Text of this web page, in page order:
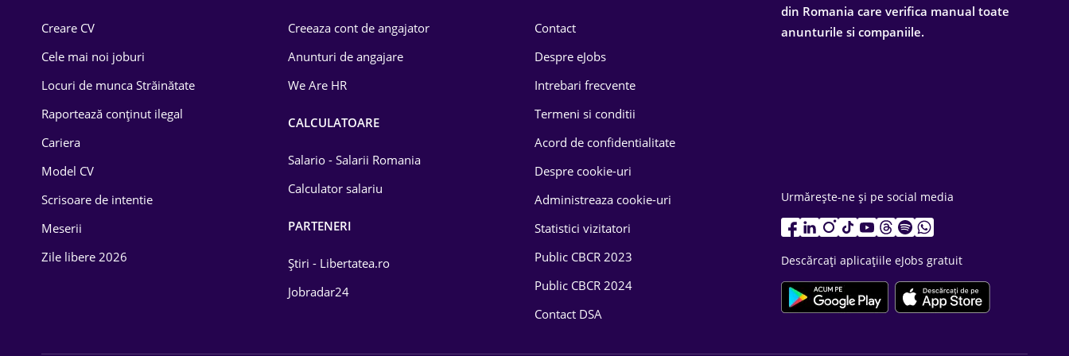
Drept
Educație / Training
Energetică
Farma
Creare CV
Cele mai noi joburi
Locuri de munca Străinătate
Raportează conținut ilegal
Cariera
Model CV
Scrisoare de intentie
Meserii
Zile libere 2026
Creeaza cont de angajator
Anunturi de angajare
We Are HR
CALCULATOARE
Salario - Salarii Romania
Calculator salariu
PARTENERI
Știri - Libertatea.ro
Jobradar24
Contact
Despre eJobs
Intrebari frecvente
Termeni si conditii
Acord de confidentialitate
Despre cookie-uri
Administreaza cookie-uri
Statistici vizitatori
Public CBCR 2023
Public CBCR 2024
Contact DSA
din Romania care verifica manual toate
anunturile si companiile.
Urmărește-ne și pe social media
Descărcați aplicațiile eJobs gratuit